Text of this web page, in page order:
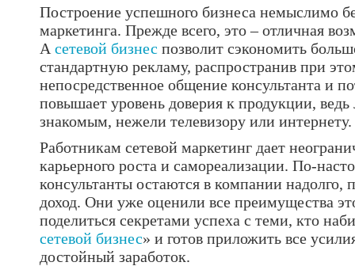
Построение успешного бизнеса немыслимо
маркетинга. Прежде всего, это – отличная
А сетевой бизнес позволит сэкономить
стандартную рекламу, распространив при
непосредственное общение консультанта и
повышает уровень доверия к продукции,
знакомым, нежели телевизору или интернету.
Работникам сетевой маркетинг дает
карьерного роста и самореализации. По-
консультанты остаются в компании надолго,
доход. Они уже оценили все преимущества
поделиться секретами успеха с теми, кто
сетевой бизнес» и готов приложить все
достойный заработок.